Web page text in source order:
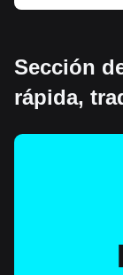
Sección
rápida,